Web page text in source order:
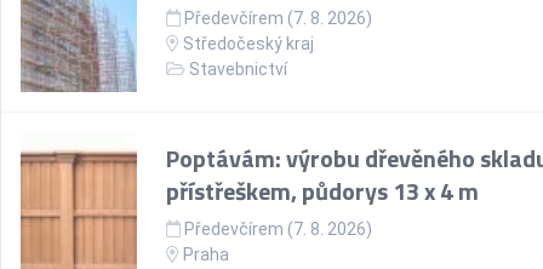
Předevčírem (7. 8. 2026)
Středočeský kraj
Stavebnictví
Poptávám: výrobu dřevěného
přístřeškem, půdorys 13 x 4 m
Předevčírem (7. 8. 2026)
Praha